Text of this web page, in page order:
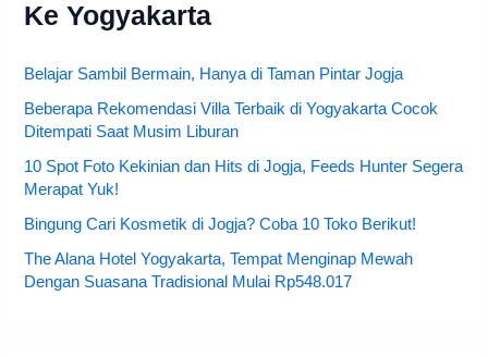
Ke Yogyakarta
Belajar Sambil Bermain, Hanya di Taman Pintar Jogja
Beberapa Rekomendasi Villa Terbaik di Yogyakarta Cocok
Ditempati Saat Musim Liburan
10 Spot Foto Kekinian dan Hits di Jogja, Feeds Hunter Segera
Merapat Yuk!
Bingung Cari Kosmetik di Jogja? Coba 10 Toko Berikut!
The Alana Hotel Yogyakarta, Tempat Menginap Mewah
Dengan Suasana Tradisional Mulai Rp548.017